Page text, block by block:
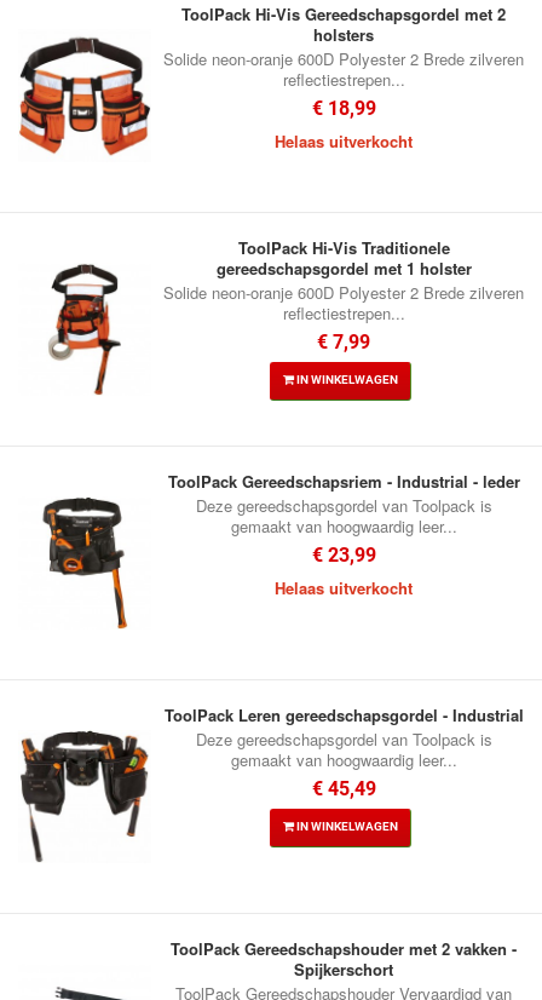
ToolPack Hi-Vis Gereedschapsgordel met 2
holsters
Solide neon-oranje 600D Polyester 2 Brede zilveren
reflectiestrepen...
€ 18,99
Helaas uitverkocht
ToolPack Hi-Vis Traditionele
gereedschapsgordel met 1 holster
Solide neon-oranje 600D Polyester 2 Brede zilveren
reflectiestrepen...
€ 7,99
IN WINKELWAGEN
ToolPack Gereedschapsriem - Industrial - leder
Deze gereedschapsgordel van Toolpack is
gemaakt van hoogwaardig leer...
€ 23,99
Helaas uitverkocht
ToolPack Leren gereedschapsgordel - Industrial
Deze gereedschapsgordel van Toolpack is
gemaakt van hoogwaardig leer...
€ 45,49
IN WINKELWAGEN
ToolPack Gereedschapshouder met 2 vakken -
Spijkerschort
ToolPack Gereedschapshouder Vervaardigd van